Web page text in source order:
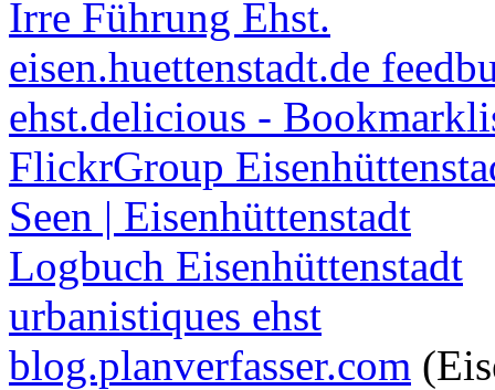
Irre Führung Ehst.
eisen.huettenstadt.de
ehst.delicious -
FlickrGroup
Seen | Eisenhüttenstadt
Logbuch Eisenhüttenstadt
urbanistiques ehst
blog.planverfasser.com